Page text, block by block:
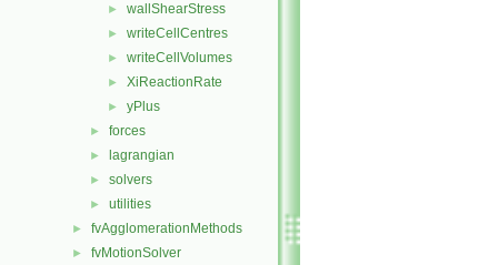
► wallShearStress
► writeCellCentres
► writeCellVolumes
► XiReactionRate
► yPlus
► forces
► lagrangian
► solvers
► utilities
► fvAgglomerationMethods
► fvMotionSolver